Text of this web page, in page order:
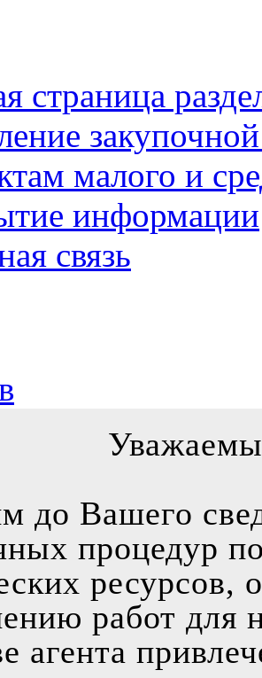
страница
малого и
информации
связь
до Вашего
процедур
ресурсов,
работ
агента